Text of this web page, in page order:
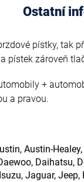
Ostatní
pístky, tak
pístek zároveň
+
a pravou.
Austin-
Daihatsu,
Jaguar, Jeep,